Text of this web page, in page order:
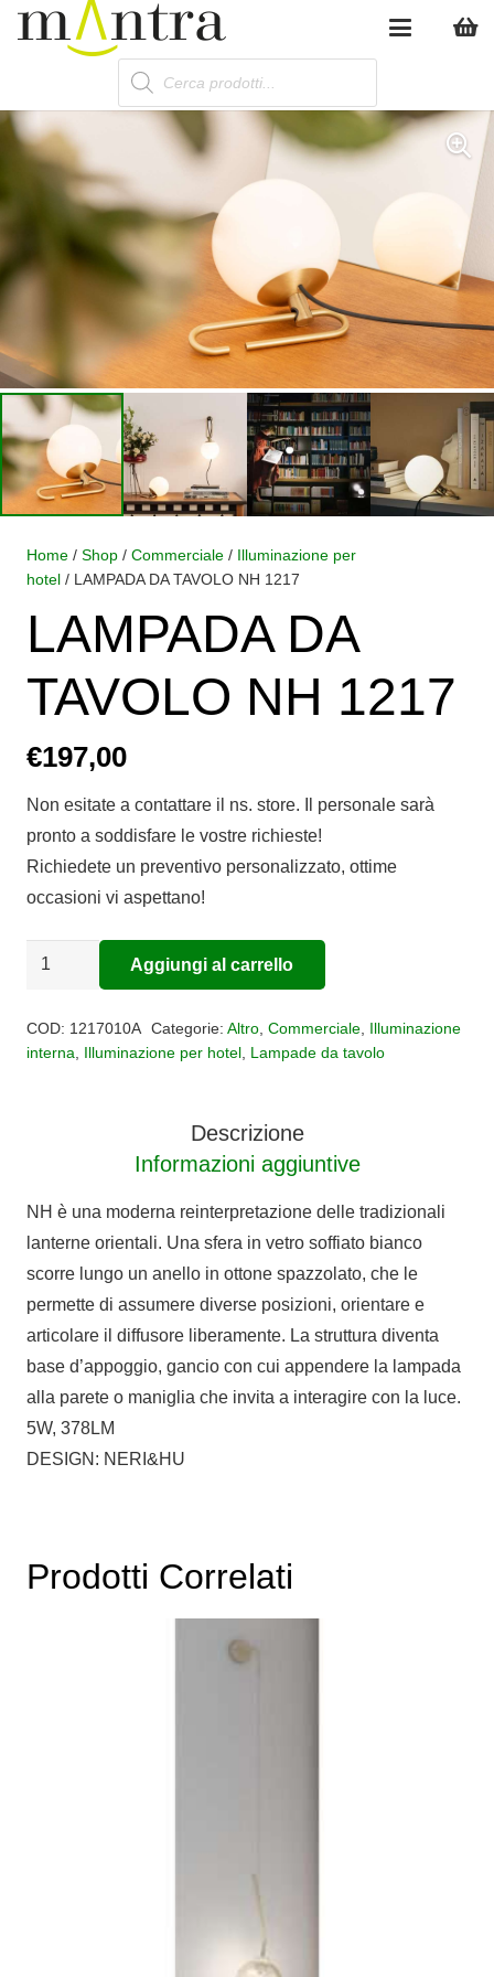
Products
search
Home / Shop / Commerciale / Illuminazione per
hotel / LAMPADA DA TAVOLO NH 1217
LAMPADA DA
TAVOLO NH 1217
€197,00
Non esitate a contattare il ns. store. Il personale sarà
pronto a soddisfare le vostre richieste!
Richiedete un preventivo personalizzato, ottime
occasioni vi aspettano!
LAMPADA
NH
Aggiungi al carrello
COD: 1217010A Categorie: Altro, Commerciale, Illuminazione
interna
Illuminazione per hotel Lampade da tavolo
Descrizione
Informazioni aggiuntive
NH è una moderna reinterpretazione delle tradizionali
lanterne orientali. Una sfera in vetro soffiato bianco
scorre lungo un anello in ottone spazzolato, che le
permette di assumere diverse posizioni, orientare e
articolare il diffusore liberamente. La struttura diventa
base d’appoggio, gancio con cui appendere la lampada
alla parete o maniglia che invita a interagire con la luce.
5W, 378LM
DESIGN: NERI&HU
Prodotti Correlati